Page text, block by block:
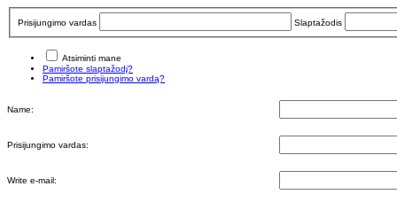
Prisijungimo vardas Slaptažodis
Atsiminti mane
Pamiršote slaptažodį?
Pamiršote prisijungimo vardą?
Name:
Prisijungimo vardas:
Write e-mail: